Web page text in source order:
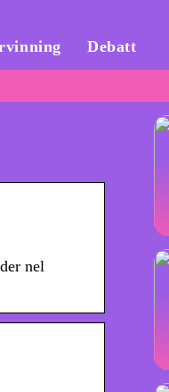
Debatt
nel